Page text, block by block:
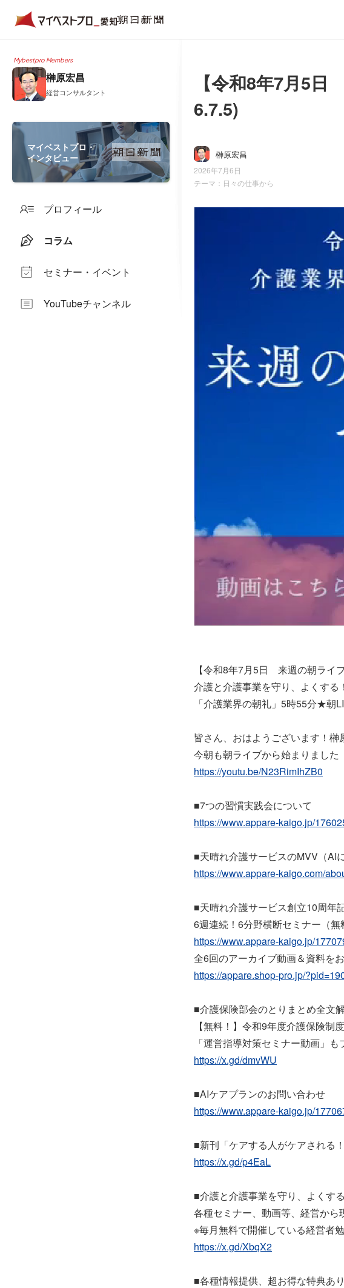
Mybestpro Members
榊原宏昌
経営コンサルタント
マイベストプロ・
インタビュー
プロフィール
コラム
セミナー・イベント
YouTubeチャンネル
【令和8年7月5
6.7.5)
榊原宏昌
2026年7月6日
テーマ： 日々の仕事から
【令和8年7月5日 来週の朝ライ
介護と介護事業を守り、よくする！
「介護業界の朝礼」5時55分★朝
皆さん、おはようございます！榊
今朝も朝ライブから始まりました
https://youtu.be/N23RimIhZB0
■7つの習慣実践会について
https://www.appare-kaigo.jp/
■天晴れ介護サービスのMVV（AI
https://www.appare-kaigo.com/
■天晴れ介護サービス創立10周年
6週連続！6分野横断セミナー（
https://www.appare-kaigo.jp/
全6回のアーカイブ動画＆資料を
https://appare.shop-pro.jp/
■介護保険部会のとりまとめ全文
【無料！】令和9年度介護保険制
「運営指導対策セミナー動画」も
https://x.gd/dmvWU
■AIケアプランのお問い合わせ
https://www.appare-kaigo.jp/
■新刊「ケアする人がケアされる
https://x.gd/p4EaL
■介護と介護事業を守り、よくす
各種セミナー、動画等、経営から
※毎月無料で開催している経営者
https://x.gd/XbqX2
■各種情報提供、超お得な特典あり